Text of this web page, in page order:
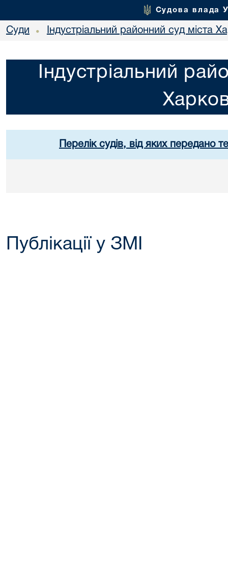
Судова влада
Суди • Індустріальний районний суд міста
Індустріальний
Перелік судів, від яких передано
Публікації у ЗМІ